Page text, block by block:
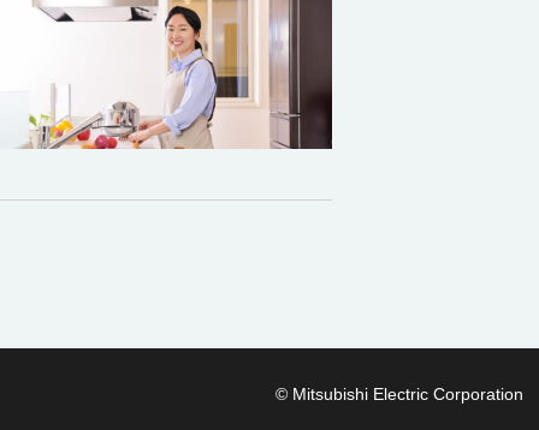
© Mitsubishi Electric Corporation